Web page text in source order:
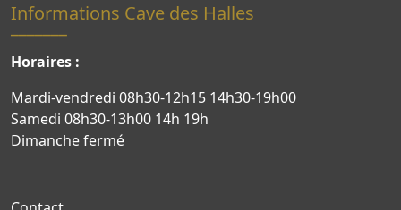
Informations Cave des Halles
Horaires :
Mardi-vendredi 08h30-12h15 14h30-19h00
Samedi 08h30-13h00 14h 19h
Dimanche fermé